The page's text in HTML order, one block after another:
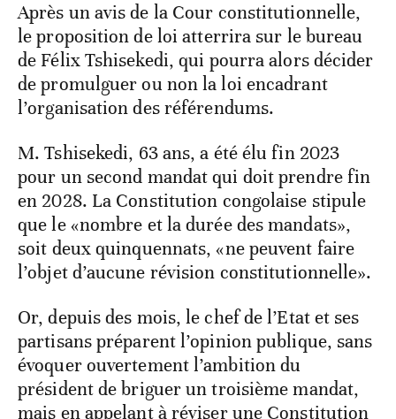
Après un avis de la Cour constitutionnelle,
le proposition de loi atterrira sur le bureau
de Félix Tshisekedi, qui pourra alors décider
de promulguer ou non la loi encadrant
l’organisation des référendums.
M. Tshisekedi, 63 ans, a été élu fin 2023
pour un second mandat qui doit prendre fin
en 2028. La Constitution congolaise stipule
que le «nombre et la durée des mandats»,
soit deux quinquennats, «ne peuvent faire
l’objet d’aucune révision constitutionnelle».
Or, depuis des mois, le chef de l’Etat et ses
partisans préparent l’opinion publique, sans
évoquer ouvertement l’ambition du
président de briguer un troisième mandat,
mais en appelant à réviser une Constitution